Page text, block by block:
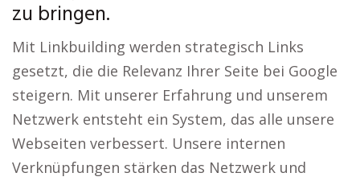
zu bringen.
Mit Linkbuilding werden strategisch Links
gesetzt, die die Relevanz Ihrer Seite bei Google
steigern. Mit unserer Erfahrung und unserem
Netzwerk entsteht ein System, das alle unsere
Webseiten verbessert. Unsere internen
Verknüpfungen stärken das Netzwerk und